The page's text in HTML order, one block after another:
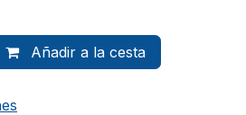
Añadir a la cesta